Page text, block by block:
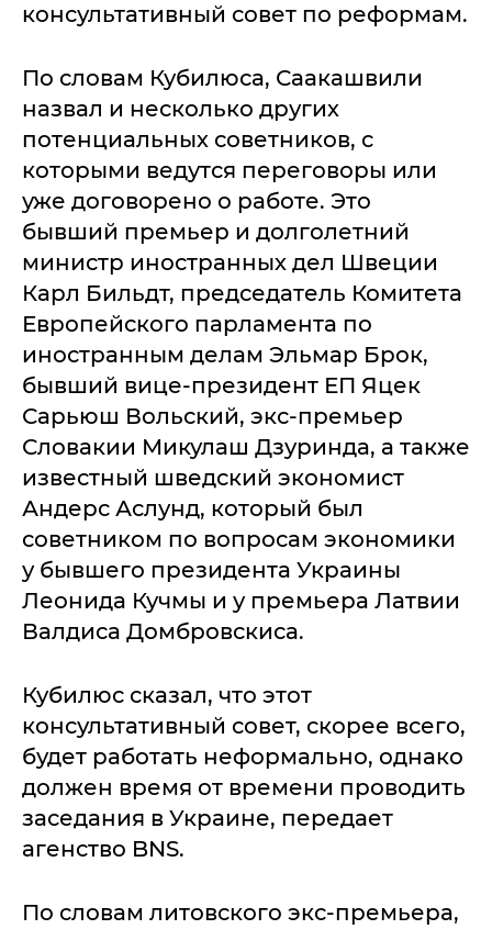
консультативный совет по реформам.
По словам Кубилюса, Саакашвили
назвал и несколько других
потенциальных советников, с
которыми ведутся переговоры или
уже договорено о работе. Это
бывший премьер и долголетний
министр иностранных дел Швеции
Карл Бильдт, председатель Комитета
Европейского парламента по
иностранным делам Эльмар Брок,
бывший вице-президент ЕП Яцек
Сарьюш Вольский, экс-премьер
Словакии Микулаш Дзуринда, а также
известный шведский экономист
Андерс Аслунд, который был
советником по вопросам экономики
у бывшего президента Украины
Леонида Кучмы и у премьера Латвии
Валдиса Домбровскиса.
Кубилюс сказал, что этот
консультативный совет, скорее всего,
будет работать неформально, однако
должен время от времени проводить
заседания в Украине, передает
агенство BNS.
По словам литовского экс-премьера,